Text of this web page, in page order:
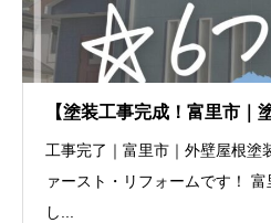
【塗装工事完成！富里市｜
工事完了｜富里市｜外壁屋根塗
ァースト・リフォームです！
し...